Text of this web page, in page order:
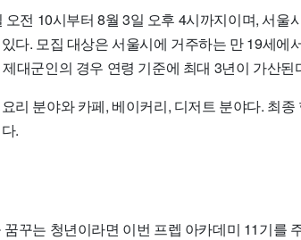
오전 10시부터 8월 3일 오후 4시까지이며, 서울
다. 모집 대상은 서울시에 거주하는 만 19세에
대군인의 경우 연령 기준에 최대 3년이 가산된
리 분야와 카페, 베이커리, 디저트 분야다. 최
.
꾸는 청년이라면 이번 프렙 아카데미 11기를